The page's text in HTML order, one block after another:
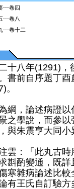
---卷四
---卷八
---卷十二
十八年(1291)
書前自序題丁
。
綱，論述病證
之學說，而參
與朱震亨大同小
雲：「此丸古
斟酌變通，既
寒雜病論述比
有王氏自訂驗